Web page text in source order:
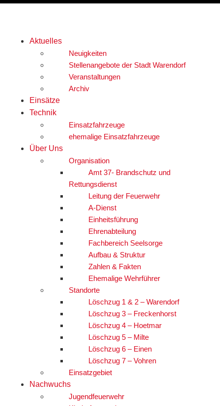
Aktuelles
Neuigkeiten
Stellenangebote der Stadt Warendorf
Veranstaltungen
Archiv
Einsätze
Technik
Einsatzfahrzeuge
ehemalige Einsatzfahrzeuge
Über Uns
Organisation
Amt 37- Brandschutz und
Rettungsdienst
Leitung der Feuerwehr
A-Dienst
Einheitsführung
Ehrenabteilung
Fachbereich Seelsorge
Aufbau & Struktur
Zahlen & Fakten
Ehemalige Wehrführer
Standorte
Löschzug 1 & 2 – Warendorf
Löschzug 3 – Freckenhorst
Löschzug 4 – Hoetmar
Löschzug 5 – Milte
Löschzug 6 – Einen
Löschzug 7 – Vohren
Einsatzgebiet
Nachwuchs
Jugendfeuerwehr